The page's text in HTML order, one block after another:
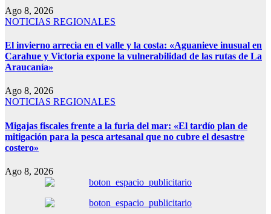
Ago 8, 2026
NOTICIAS REGIONALES
El invierno arrecia en el valle y la costa: «Aguanieve inusual en
Carahue y Victoria expone la vulnerabilidad de las rutas de La
Araucanía»
Ago 8, 2026
NOTICIAS REGIONALES
Migajas fiscales frente a la furia del mar: «El tardío plan de
mitigación para la pesca artesanal que no cubre el desastre
costero»
Ago 8, 2026